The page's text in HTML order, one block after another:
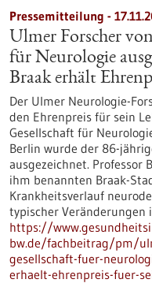
Pressemitteilung -
Ulmer Forscher
für Neurologie
Braak erhält
Der Ulmer Neurologie-
den Ehrenpreis für sein
Gesellschaft für
Berlin wurde der 86-
ausgezeichnet. Professor
ihm benannten Braak-
Krankheitsverlauf
typischer Veränderungen
https://
bw.de/fachbeitrag/pm/
gesellschaft-fuer-
erhaelt-ehrenpreis-fuer-